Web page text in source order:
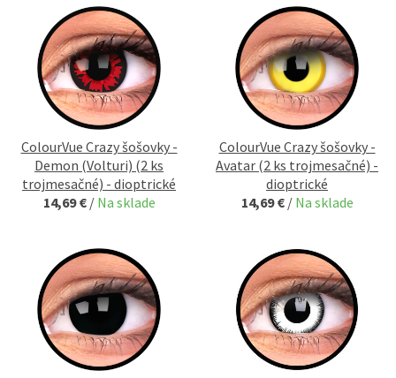
ColourVue Crazy šošovky -
Demon (Volturi) (2 ks
trojmesačné) - dioptrické
14,69 € / Na sklade
ColourVue Crazy šošovky -
Avatar (2 ks trojmesačné) -
dioptrické
14,69 € / Na sklade